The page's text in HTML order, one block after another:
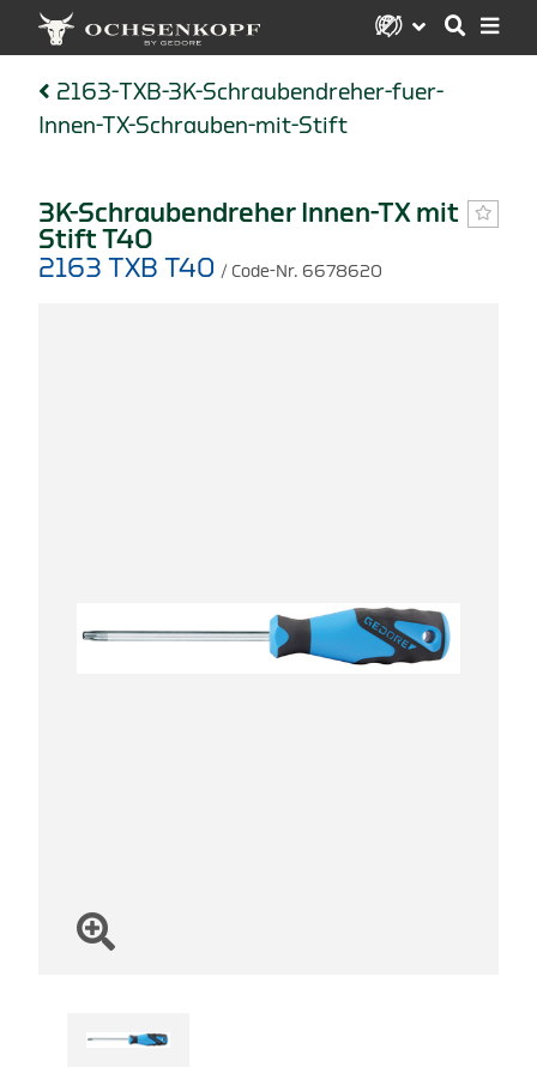
2163-TXB-3K-Schraubendreher-fuer-
Innen-TX-Schrauben-mit-Stift
3K-Schraubendreher Innen-TX mit
Stift T40
2163 TXB T40 / Code-Nr. 6678620